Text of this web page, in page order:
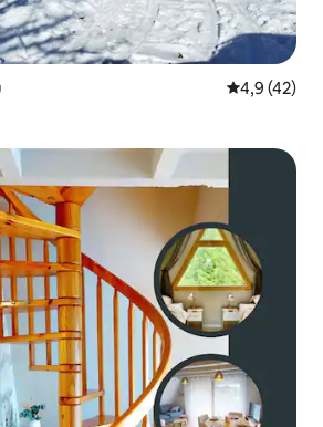
Prosječna
4,9 (42)